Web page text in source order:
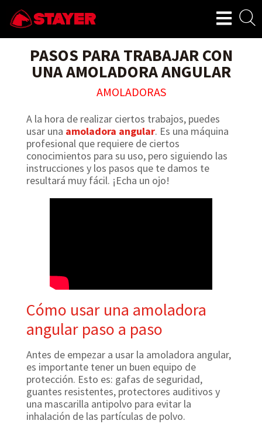
PASOS PARA TRABAJAR CON
UNA AMOLADORA ANGULAR
AMOLADORAS
A la hora de realizar ciertos trabajos, puedes
usar una amoladora angular. Es una máquina
profesional que requiere de ciertos
conocimientos para su uso, pero siguiendo las
instrucciones y los pasos que te damos te
resultará muy fácil. ¡Echa un ojo!
Cómo usar una amoladora
angular paso a paso
Antes de empezar a usar la amoladora angular,
es importante tener un buen equipo de
protección. Esto es: gafas de seguridad,
guantes resistentes, protectores auditivos y
una mascarilla antipolvo para evitar la
inhalación de las partículas de polvo.